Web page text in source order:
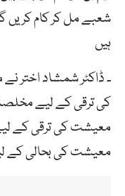
شعبے مل کر کام کریں
ہیں
۔ ڈاکٹر شمشاد اختر
کی ترقی کے لیے
معیشت کی ترقی کے
معیشت کی بحالی کے